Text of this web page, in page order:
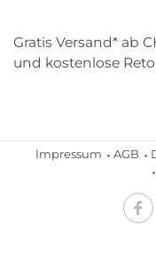
Gratis Versand* ab
und kostenlose
Impressum AGB